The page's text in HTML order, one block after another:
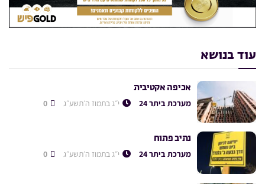
עוד בנושא
אכיפה אקטיבית
מערכת ביתר 24 י״ג בתמוז ה׳תשע״ג
נתיב פתוח
מערכת ביתר 24 י״ג בתמוז ה׳תשע״ג